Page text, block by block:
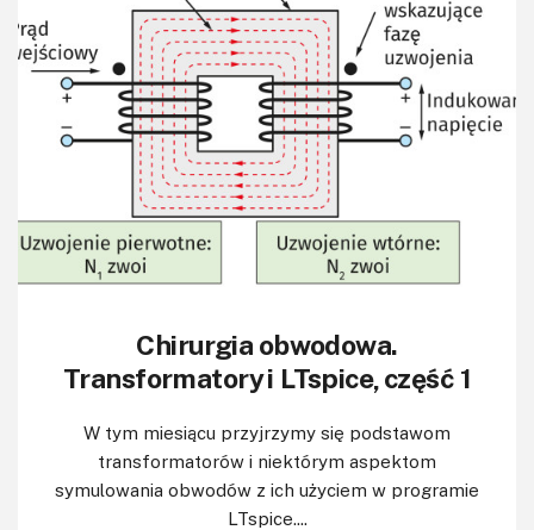
Chirurgia obwodowa.
Transformatory i LTspice, część 1
W tym miesiącu przyjrzymy się podstawom
transformatorów i niektórym aspektom
symulowania obwodów z ich użyciem w programie
LTspice....